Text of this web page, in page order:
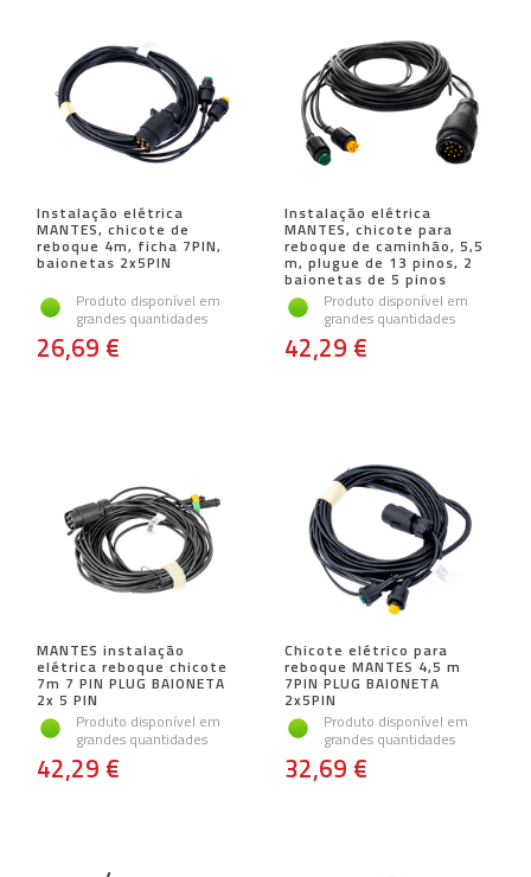
Instalação elétrica
MANTES, chicote de
reboque 4m, ficha 7PIN,
baionetas 2x5PIN
Produto disponível em
grandes quantidades
26,69 €
Instalação elétrica
MANTES, chicote para
reboque de caminhão, 5,5
m, plugue de 13 pinos, 2
baionetas de 5 pinos
Produto disponível em
grandes quantidades
42,29 €
MANTES instalação
elétrica reboque chicote
7m 7 PIN PLUG BAIONETA
2x 5 PIN
Produto disponível em
grandes quantidades
42,29 €
Chicote elétrico para
reboque MANTES 4,5 m
7PIN PLUG BAIONETA
2x5PIN
Produto disponível em
grandes quantidades
32,69 €